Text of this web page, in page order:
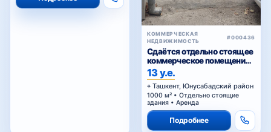
КОММЕРЧЕСКАЯ
НЕДВИЖИМОСТЬ
#000436
Сдаётся отдельно стоящее
коммерческое помещение
в аренду
13 у.е.
Ташкент, Юнусабадский район
1000 м² • Отдельно стоящие
здания • Аренда
Подробнее